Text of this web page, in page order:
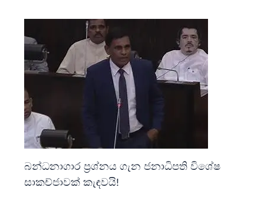
බන්ධනාගාර ප්‍රශ්නය ගැන ජනාධිපති විශේෂ
සාකච්ජාවක් කැඳවයි!